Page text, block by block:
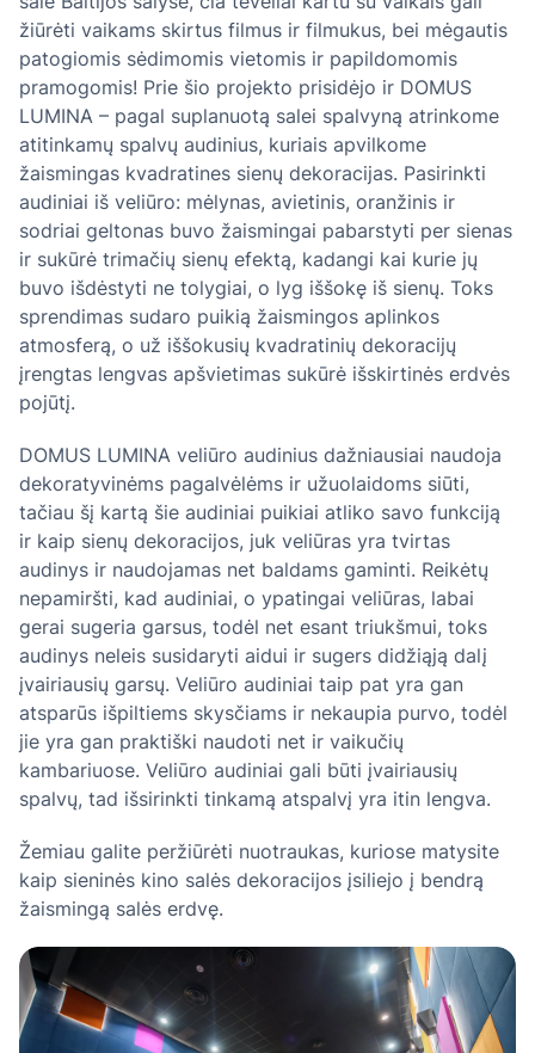
žiūrėti vaikams skirtus filmus ir filmukus, bei mėgautis
patogiomis sėdimomis vietomis ir papildomomis
pramogomis! Prie šio projekto prisidėjo ir DOMUS
LUMINA – pagal suplanuotą salei spalvyną atrinkome
atitinkamų spalvų audinius, kuriais apvilkome
žaismingas kvadratines sienų dekoracijas. Pasirinkti
audiniai iš veliūro: mėlynas, avietinis, oranžinis ir
sodriai geltonas buvo žaismingai pabarstyti per sienas
ir sukūrė trimačių sienų efektą, kadangi kai kurie jų
buvo išdėstyti ne tolygiai, o lyg iššokę iš sienų. Toks
sprendimas sudaro puikią žaismingos aplinkos
atmosferą, o už iššokusių kvadratinių dekoracijų
įrengtas lengvas apšvietimas sukūrė išskirtinės erdvės
pojūtį.
DOMUS LUMINA veliūro audinius dažniausiai naudoja
dekoratyvinėms pagalvėlėms ir užuolaidoms siūti,
tačiau šį kartą šie audiniai puikiai atliko savo funkciją
ir kaip sienų dekoracijos, juk veliūras yra tvirtas
audinys ir naudojamas net baldams gaminti. Reikėtų
nepamiršti, kad audiniai, o ypatingai veliūras, labai
gerai sugeria garsus, todėl net esant triukšmui, toks
audinys neleis susidaryti aidui ir sugers didžiąją dalį
įvairiausių garsų. Veliūro audiniai taip pat yra gan
atsparūs išpiltiems skysčiams ir nekaupia purvo, todėl
jie yra gan praktiški naudoti net ir vaikučių
kambariuose. Veliūro audiniai gali būti įvairiausių
spalvų, tad išsirinkti tinkamą atspalvį yra itin lengva.
Žemiau galite peržiūrėti nuotraukas, kuriose matysite
kaip sieninės kino salės dekoracijos įsiliejo į bendrą
žaismingą salės erdvę.